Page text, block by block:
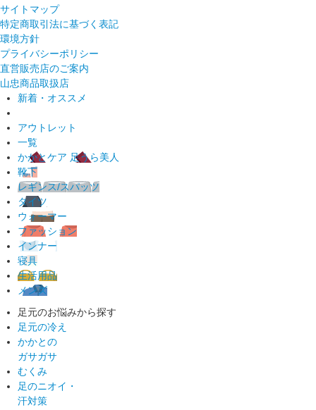
サイトマップ
特定商取引法に基づく表記
環境方針
プライバシーポリシー
直営販売店のご案内
山忠商品取扱店
新着・オススメ
アウトレット
一覧
かかとケア 足うら美人
靴下
レギンス/スパッツ
タイツ
ウォーマー
ファッション
インナー
寝具
生活用品
メンズ
足元のお悩みから探す
足元の冷え
かかとの
ガサガサ
むくみ
足のニオイ・
汗対策